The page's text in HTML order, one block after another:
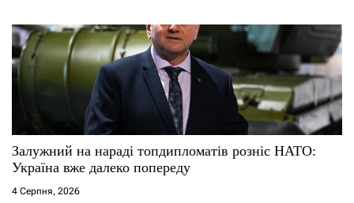
Залужний на нараді топдипломатів розніс НАТО:
Україна вже далеко попереду
4 Серпня, 2026